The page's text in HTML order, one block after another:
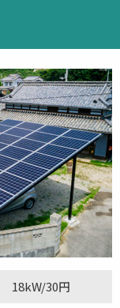
18kW/30円